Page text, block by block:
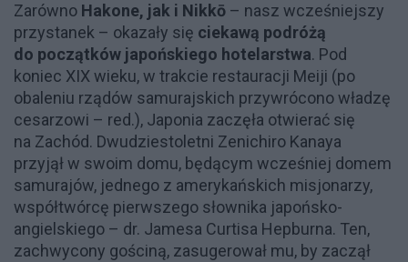
Zarówno Hakone, jak i Nikkō – nasz wcześniejszy
przystanek – okazały się ciekawą podróżą
do początków japońskiego hotelarstwa. Pod
koniec XIX wieku, w trakcie restauracji Meiji (po
obaleniu rządów samurajskich przywrócono władzę
cesarzowi – red.), Japonia zaczęła otwierać się
na Zachód. Dwudziestoletni Zenichiro Kanaya
przyjął w swoim domu, będącym wcześniej domem
samurajów, jednego z amerykańskich misjonarzy,
współtwórcę pierwszego słownika japońsko-
angielskiego – dr. Jamesa Curtisa Hepburna. Ten,
zachwycony gościną, zasugerował mu, by zaczął